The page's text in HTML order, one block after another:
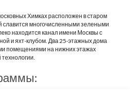
Химках расположен в старом
славится многочисленными зелеными
находится канал имени Москвы с
и яхт-клубом. Два 25-этажных дома
помещениями на нижних этажах